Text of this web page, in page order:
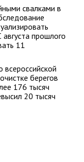
свалками в
прошлого
11
всероссийской
берегов
176 тысяч
20 тысяч